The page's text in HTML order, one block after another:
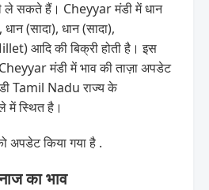
ले सकते हैं। Cheyyar मंडी में धान
(सादा), धान (सादा),
आदि की बिक्री होती है। इस
मंडी में भाव की ताज़ा अपडेट
Tamil Nadu राज्य के
स्थित है।
अपडेट किया गया है .
का भाव